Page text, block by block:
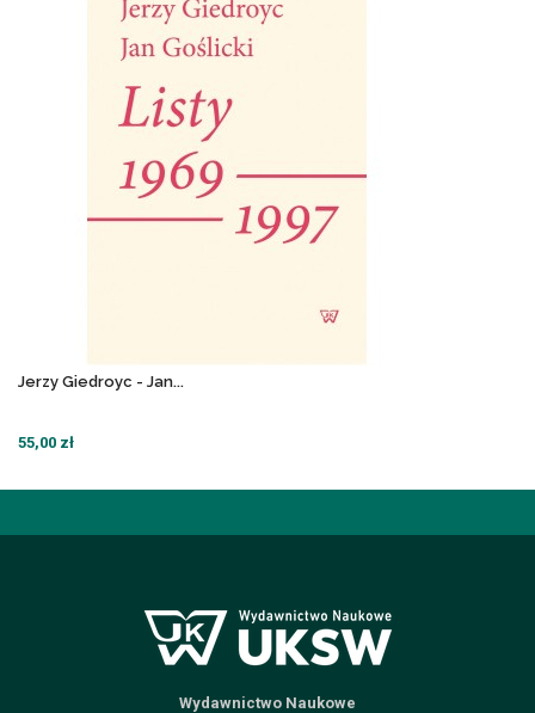
Jerzy Giedroyc - Jan...
55,00 zł
Wydawnictwo Naukowe